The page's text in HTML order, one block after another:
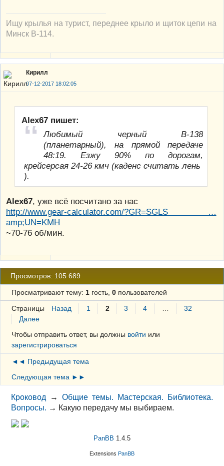
Ищу крылья на турист, переднее крыло и щиток цепи на
Минск В-114.
Кирилл
07-12-2017 18:02:05
Alex67 пишет:
Любимый черный В-138
(планетарный), на прямой передаче
48:19. Езжу 90% по дорогам,
крейсерсая 24-26 кмч (каденс считать лень
).
Alex67, уже всё посчитано за нас
http://www.gear-calculator.com/?GR=SGLS …
amp;UN=KMH
~70-76 об/мин.
Просмотров: 105 689
Просматривают тему: 1гость, 0пользователей
Страницы Назад 1 2 3 4 …
32
Далее
Чтобы отправить ответ, вы должны войти или
зарегистрироваться
◄◄ Предыдущая тема
Следующая тема ►►
Кроковод →Общие темы. Мастерская. Библиотека.
Вопросы. → Какую передачу мы выбираем.
PanBB 1.4.5
Extensions PanBB